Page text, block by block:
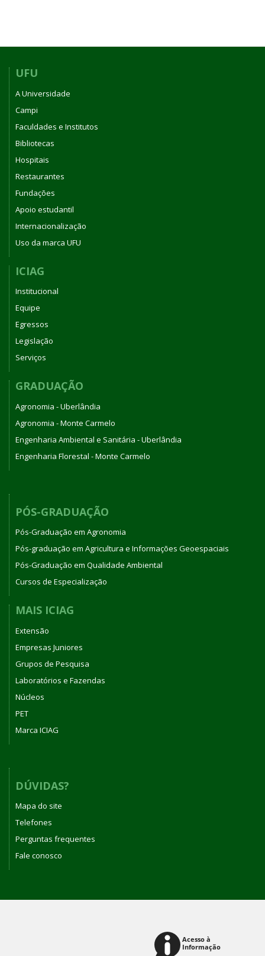
UFU
A Universidade
Campi
Faculdades e Institutos
Bibliotecas
Hospitais
Restaurantes
Fundações
Apoio estudantil
Internacionalização
Uso da marca UFU
ICIAG
Institucional
Equipe
Egressos
Legislação
Serviços
GRADUAÇÃO
Agronomia - Uberlândia
Agronomia - Monte Carmelo
Engenharia Ambiental e Sanitária - Uberlândia
Engenharia Florestal - Monte Carmelo
PÓS-GRADUAÇÃO
Pós-Graduação em Agronomia
Pós-graduação em Agricultura e Informações Geoespaciais
Pós-Graduação em Qualidade Ambiental
Cursos de Especialização
MAIS ICIAG
Extensão
Empresas Juniores
Grupos de Pesquisa
Laboratórios e Fazendas
Núcleos
PET
Marca ICIAG
DÚVIDAS?
Mapa do site
Telefones
Perguntas frequentes
Fale conosco